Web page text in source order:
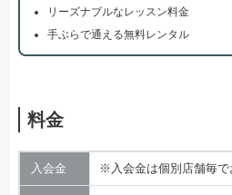
リーズナブルなレッスン料金
手ぶらで通える無料レンタル
料金
入会金 ※入会金は個別店舗毎で